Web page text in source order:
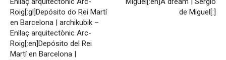
Roig[:gl]Depósito do Rei Martí
en Barcelona | archikubik –
Enllaç arquitectònic Arc-
Roig[:en]Depósito del Rei
Martí en Barcelona |
de Miguel[:]